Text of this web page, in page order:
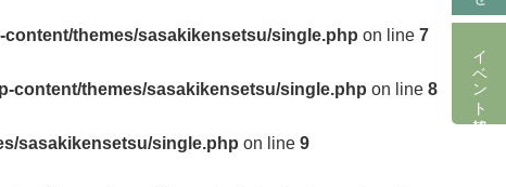
イベント情報
themes/sasakikensetsu/single.php on line 7
content/themes/sasakikensetsu/single.php on line 8
sasakikensetsu/single.php on line 9